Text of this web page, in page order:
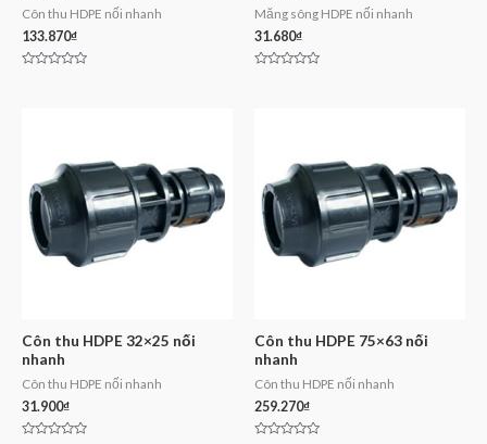
Côn thu HDPE nối nhanh
133.870₫
Măng sông HDPE nối nhanh
31.680₫
Côn thu HDPE 32×25 nối
nhanh
Côn thu HDPE nối nhanh
31.900₫
Côn thu HDPE 75×63 nối
nhanh
Côn thu HDPE nối nhanh
259.270₫